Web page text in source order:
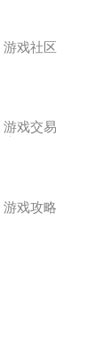
游戏社区
游戏交易
游戏攻略